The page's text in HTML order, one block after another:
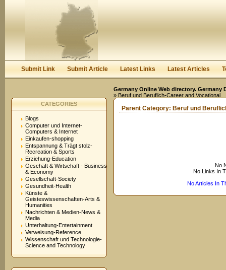
Submit Link Submit Article Latest Links Latest Articles
Germany Online Web directory.
» Beruf und Beruflich-Career and Vocational
CATEGORIES
Blogs
Computer und Internet-
Computers & Internet
Einkaufen-shopping
Entspannung & Trägt stolz-
Recreation & Sports
Erziehung-Education
Geschäft & Wirtschaft - Business
& Economy
Gesellschaft-Society
Gesundheit-Health
Künste &
Geisteswissenschaften-Arts &
Humanities
Nachrichten & Medien-News &
Media
Unterhaltung-Entertainment
Verweisung-Reference
Wissenschaft und Technologie-
Science and Technology
Parent Category: Beruf und
No
No Links In
No Articles In